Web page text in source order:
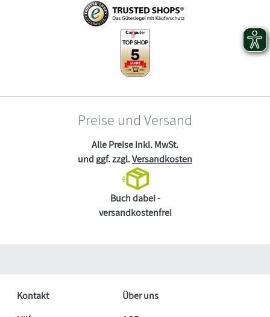
Preise und Versand
Alle Preise inkl. MwSt.
und ggf. zzgl.Versandkosten
Buch dabei -
versandkostenfrei
Kontakt
Über uns